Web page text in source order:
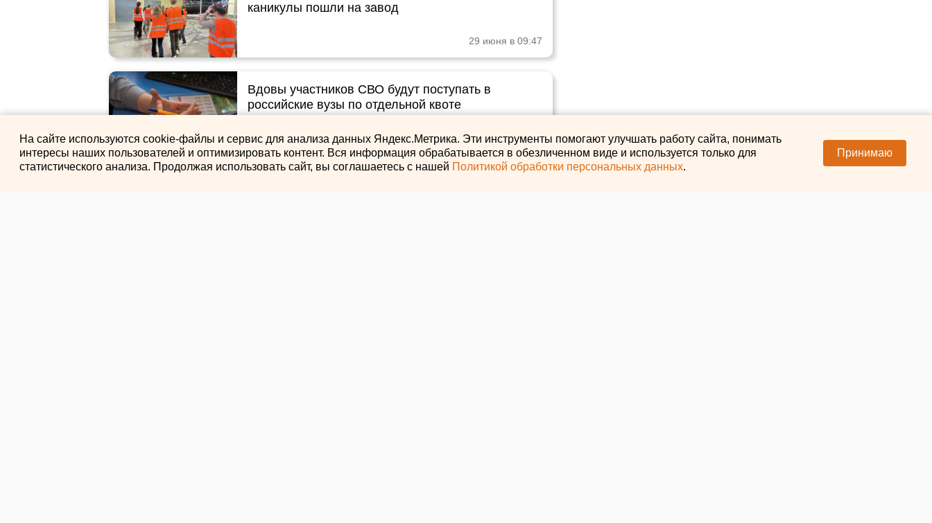
каникулы пошли на завод
29 июня в 09:47
Вдовы участников СВО будут поступать в
российские вузы по отдельной квоте
29 июня в 08:43
На сайте используются cookie-файлы и сервис для анализа данных Яндекс.Метрика. Эти инструменты помогают улучшать работу сайта, понимать
интересы наших пользователей и оптимизировать контент. Вся информация обрабатывается в обезличенном виде и используется только для
статистического анализа. Продолжая использовать сайт, вы соглашаетесь с нашей Политикой обработки персональных данных.
Принимаю